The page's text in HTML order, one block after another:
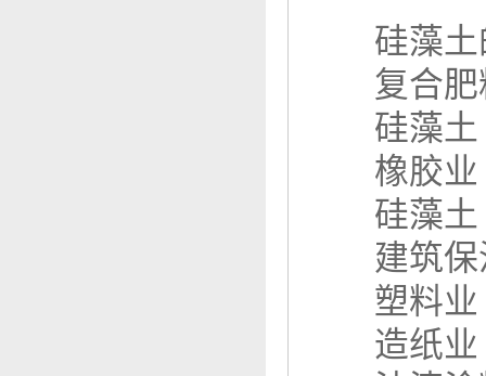
硅藻土
复合肥
硅藻土
橡胶业
硅藻土
建筑保
塑料业
造纸业